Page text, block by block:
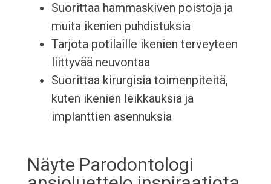
Suorittaa hammaskiven poistoja ja
muita ikenien puhdistuksia
Tarjota potilaille ikenien terveyteen
liittyvää neuvontaa
Suorittaa kirurgisia toimenpiteitä,
kuten ikenien leikkauksia ja
implanttien asennuksia
Näyte Parodontologi